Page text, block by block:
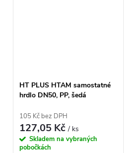
HT PLUS HTAM samostatné
hrdlo DN50, PP, šedá
105 Kč bez DPH
127,05 Kč/ ks
Skladem na vybraných
pobočkách